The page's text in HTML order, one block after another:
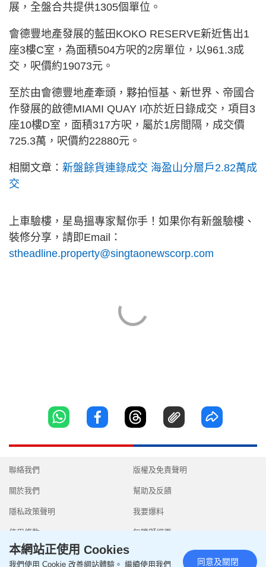
展，全盤合共提供1305個單位。
會德豐地產發展的藍田KOKO RESERVE新近售出1
座3樓C室，為面積504方呎的2房單位，以961.3成
交，呎價約19073元。
至於由會德豐地產牽頭，夥拍恒基、新世界、帝國合
作發展的啟德MIAMI QUAY I亦於近日錄成交，項目3
座10樓D室，面積317方呎，屬於1房間隔，成交價
725.3萬，呎價約22880元。
相關文章： 新盤餘貨連錄成交 海盈山分層戶2.82萬成
交
上車驗樓，星島搵專家幫你手！如果你有新盤驗樓、
裝修分享，請即Email：
stheadline.property@singtaonewscorp.com
聯絡我們
關於我們
隱私政策聲明
使用條款
版權及免責聲明
幫助及反饋
我要爆料
無障礙網頁
本網站正使用 Cookies
我們使用 Cookie 改善網站體驗。 繼續使用我們 同意及關閉